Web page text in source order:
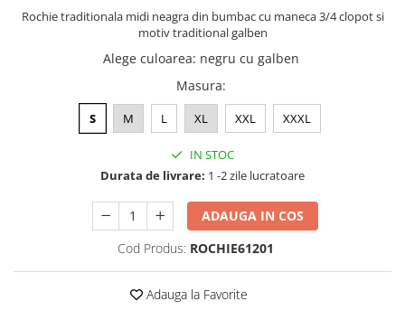
Rochie traditionala midi neagra din bumbac cu maneca 3/4 clopot si
motiv traditional galben
Alege culoarea: negru cu galben
Masura:
S M L XL XXL XXXL
IN STOC
Durata de livrare: 1 -2 zile lucratoare
ADAUGA IN COS
Cod Produs: ROCHIE61201
Adauga la Favorite